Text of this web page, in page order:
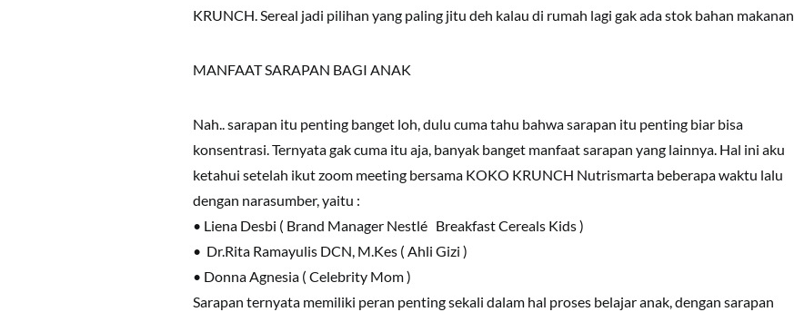
KRUNCH. Sereal jadi pilihan yang paling jitu deh kalau di rumah lagi gak ada stok bahan makanan.
MANFAAT SARAPAN BAGI ANAK
Nah.. sarapan itu penting banget loh, dulu cuma tahu bahwa sarapan itu penting biar bisa
konsentrasi. Ternyata gak cuma itu aja, banyak banget manfaat sarapan yang lainnya. Hal ini aku
ketahui setelah ikut zoom meeting bersama KOKO KRUNCH Nutrismarta beberapa waktu lalu
dengan narasumber, yaitu :
• Liena Desbi ( Brand Manager Nestlé Breakfast Cereals Kids )
• Dr.Rita Ramayulis DCN, M.Kes ( Ahli Gizi )
• Donna Agnesia ( Celebrity Mom )
Sarapan ternyata memiliki peran penting sekali dalam hal proses belajar anak, dengan sarapan